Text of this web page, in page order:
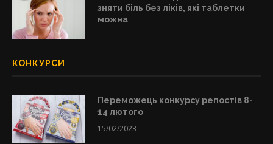
зняти біль без ліків, які таблетки
можна
КОНКУРСИ
Переможець конкурсу репостів 8-
14 лютого
15/02/2023